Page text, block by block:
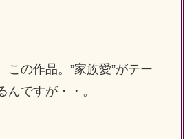
この作品。”家族愛”がテー
んですが・・。